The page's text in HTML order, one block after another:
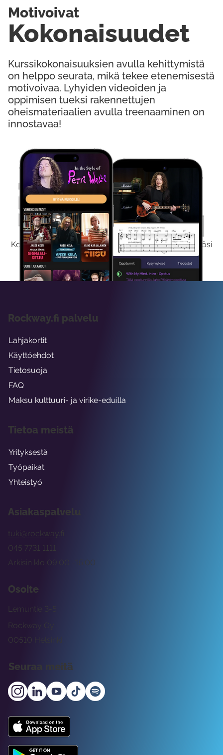
Kokeile Ilmaiseksi
Kokeilemalla ilmaiseksi saat koko sisältömme käyttöösi
viikon ajaksi.
Kurssikokonaisuuksien avulla kehittymistä
on helppo seurata, mikä tekee etenemisestä
motivoivaa. Lyhyiden videoiden ja
oppimisen tueksi rakennettujen
oheismateriaalien avulla treenaaminen on
innostavaa!
Kokonaisuudet
Motivoivat
Asiakaspalvelu
tuki@rockway.fi
Arkisin klo 09:00 -15:00
045 7731 1111
Osoite
Rockway Oy
Lemuntie 3-5
00510 Helsinki
Seuraa meitä
Rockway.fi palvelu
Lahjakortit
Käyttöehdot
Tietosuoja
FAQ
Maksu kulttuuri- ja virike-eduilla
Tietoa meistä
Yrityksestä
Työpaikat
Yhteistyö